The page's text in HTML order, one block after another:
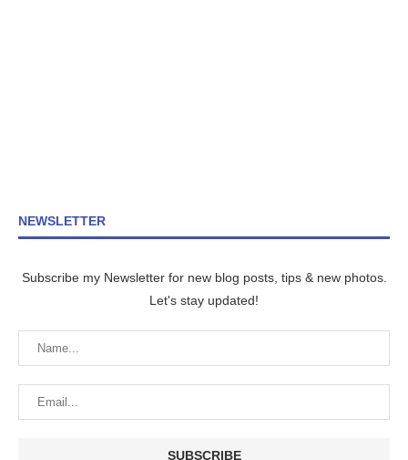
NEWSLETTER
Subscribe my Newsletter for new blog posts, tips & new photos.
Let's stay updated!